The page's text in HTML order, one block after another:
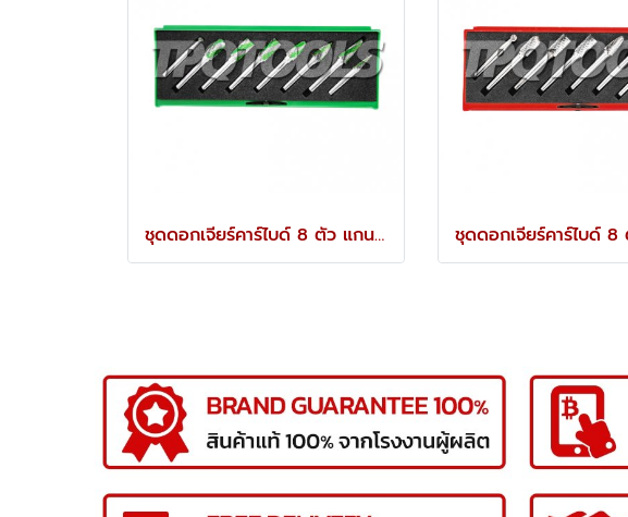
ชุดดอกเจียร์คาร์ไบด์ 8 ตัว แกน 6 มม. YRK-210-9920K